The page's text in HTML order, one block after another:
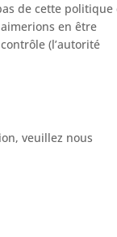
de cette politique
en être
(l’autorité
veuillez nous